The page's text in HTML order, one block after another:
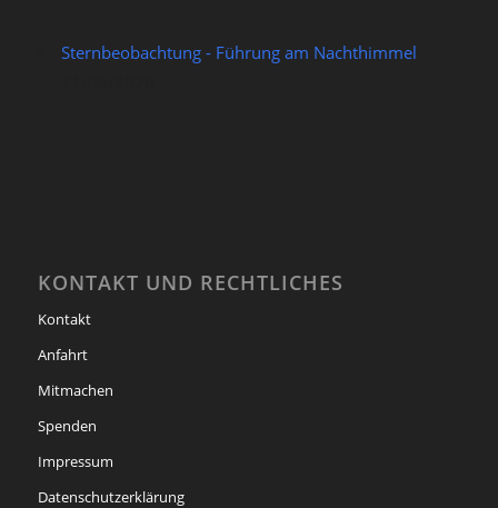
Sternbeobachtung - Führung am Nachthimmel
KONTAKT UND RECHTLICHES
Kontakt
Anfahrt
Mitmachen
Spenden
Impressum
Datenschutzerklärung